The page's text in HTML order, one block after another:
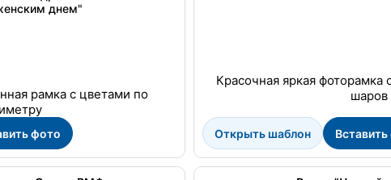
рамка с цветами по
фото
Красочная яркая фоторамка
шаров
Открыть шаблон